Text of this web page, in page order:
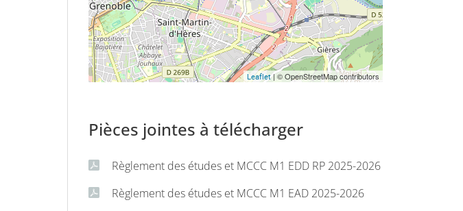
Leaflet| © OpenStreetMap contributors
Pièces jointes à télécharger
Règlement des études et MCCC M1 EDD RP 2025-2026
Règlement des études et MCCC M1 EAD 2025-2026